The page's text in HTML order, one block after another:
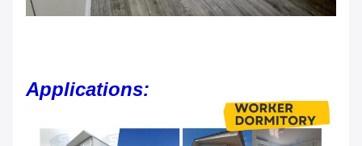
Applications: